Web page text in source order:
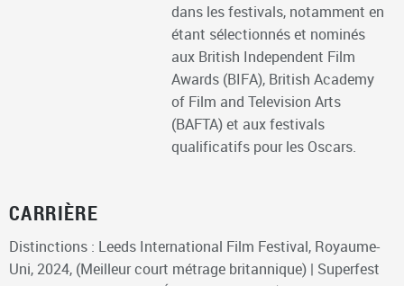
dans les festivals, notamment en
étant sélectionnés et nominés
aux British Independent Film
Awards (BIFA), British Academy
of Film and Television Arts
(BAFTA) et aux festivals
qualificatifs pour les Oscars.
CARRIÈRE
Distinctions : Leeds International Film Festival, Royaume-
Uni, 2024, (Meilleur court métrage britannique) | Superfest